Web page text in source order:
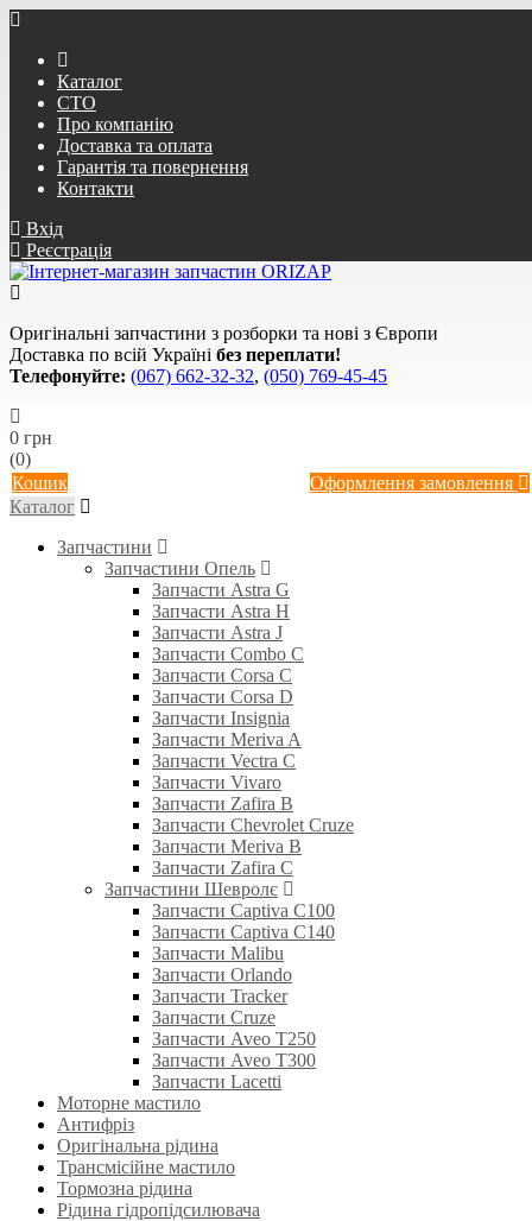
Каталог
СТО
Про компанію
Доставка та оплата
Гарантія та повернення
Контакти
Вхід
Реєстрація
Оригінальні запчастини з розборки та нові з Європи
Доставка по всій Україні без переплати!
Телефонуйте: (067) 662-32-32, (050) 769-45-45
0 грн
(0)
Кошик
Оформлення замовлення
Каталог
Запчастини
Запчастини Опель
Запчасти Astra G
Запчасти Astra H
Запчасти Astra J
Запчасти Combo C
Запчасти Corsa C
Запчасти Corsa D
Запчасти Insignia
Запчасти Meriva A
Запчасти Vectra C
Запчасти Vivaro
Запчасти Zafira B
Запчасти Chevrolet Cruze
Запчасти Meriva B
Запчасти Zafira C
Запчастини Шевролє
Запчасти Captiva C100
Запчасти Captiva C140
Запчасти Malibu
Запчасти Orlando
Запчасти Tracker
Запчасти Cruze
Запчасти Aveo T250
Запчасти Aveo T300
Запчасти Lacetti
Моторне мастило
Антифріз
Оригінальна рідина
Трансмісійне мастило
Тормозна рідина
Рідина гідропідсилювача